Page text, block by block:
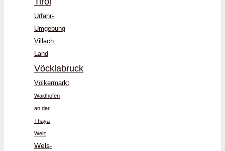
Urfahr-
Umgebung
Villach
Land
Vöcklabruck
Völkermarkt
Waidhofen
an der
Thaya
Weiz
Wels-